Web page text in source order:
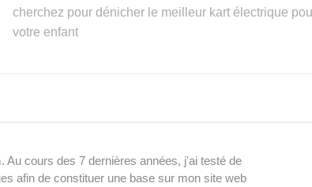
cherchez pour dénicher le meilleur kart électrique
votre enfant
Au cours des 7 dernières années, j'ai testé de
afin de constituer une base sur mon site web